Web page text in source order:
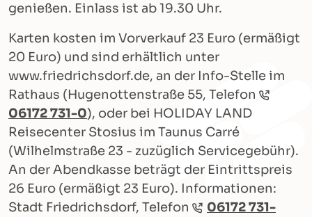
genießen. Einlass ist ab 19.30 Uhr.
Karten kosten im Vorverkauf 23 Euro (ermäßigt
20 Euro) und sind erhältlich unter
www.friedrichsdorf.de, an der Info-Stelle im
Rathaus (Hugenottenstraße 55, Telefon
06172 731-0), oder bei HOLIDAY LAND
Reisecenter Stosius im Taunus Carré
(Wilhelmstraße 23 - zuzüglich Servicegebühr).
An der Abendkasse beträgt der Eintrittspreis
26 Euro (ermäßigt 23 Euro). Informationen:
Stadt Friedrichsdorf, Telefon
06172 731-